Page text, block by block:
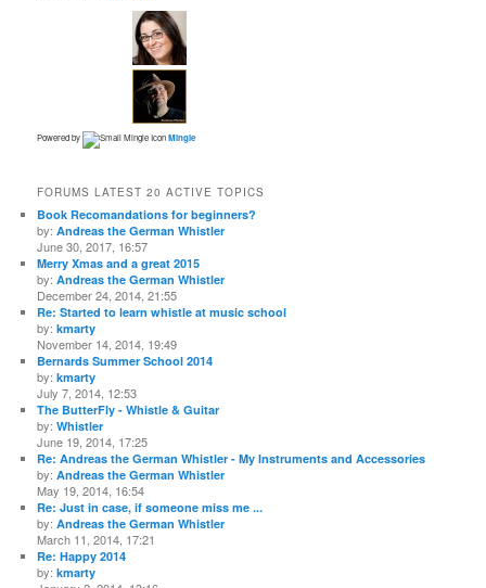
Powered by Mingle
FORUMS LATEST 20 ACTIVE TOPICS
Book Recomandations for beginners?
by:Andreas the German Whistler
June 30, 2017, 16:57
Merry Xmas and a great 2015
by:Andreas the German Whistler
December 24, 2014, 21:55
Re: Started to learn whistle at music school
by:kmarty
November 14, 2014, 19:49
Bernards Summer School 2014
by:kmarty
July 7, 2014, 12:53
The ButterFly - Whistle & Guitar
by:Whistler
June 19, 2014, 17:25
Re: Andreas the German Whistler - My Instruments and Accessories
by:Andreas the German Whistler
May 19, 2014, 16:54
Re: Just in case, if someone miss me ...
by:Andreas the German Whistler
March 11, 2014, 17:21
Re: Happy 2014
by:kmarty